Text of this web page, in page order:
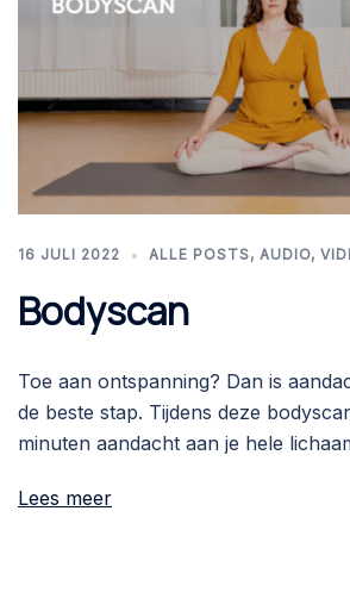
16 JULI 2022 ALLE POSTS, AUDIO,
Bodyscan
Toe aan ontspanning? Dan is
de beste stap. Tijdens deze
minuten aandacht aan je hele
Lees meer